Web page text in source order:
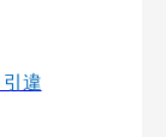
違